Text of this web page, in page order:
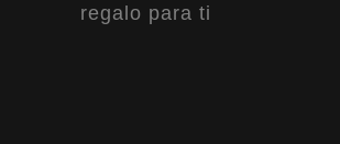
regalo para ti